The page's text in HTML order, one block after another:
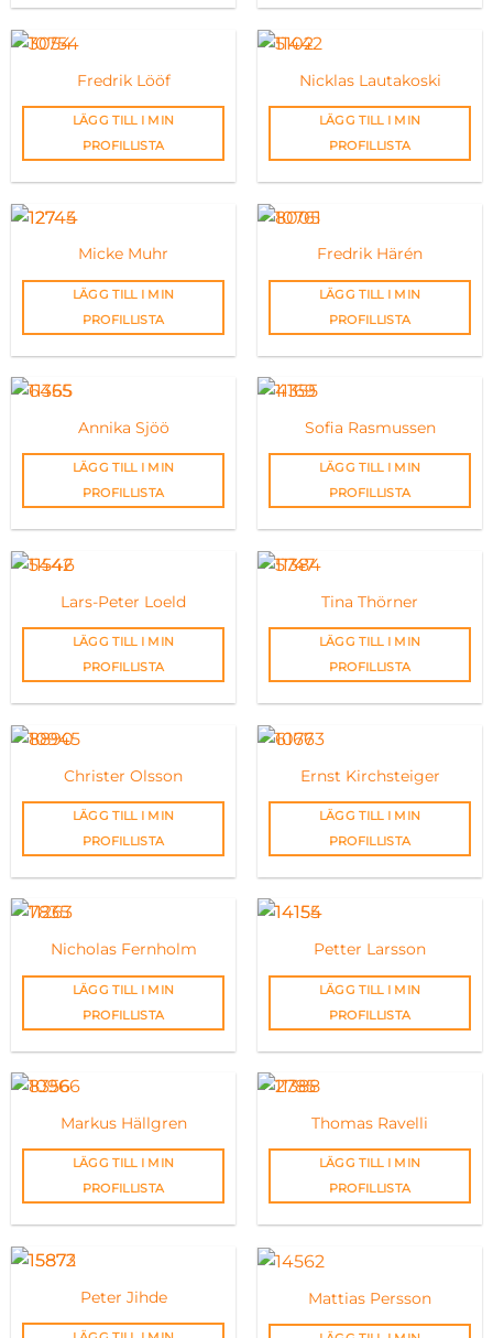
Fredrik Lööf
LÄGG TILL I MIN
PROFILLISTA
Nicklas Lautakoski
LÄGG TILL I MIN
PROFILLISTA
Micke Muhr
LÄGG TILL I MIN
PROFILLISTA
Fredrik Härén
LÄGG TILL I MIN
PROFILLISTA
Annika Sjöö
LÄGG TILL I MIN
PROFILLISTA
Sofia Rasmussen
LÄGG TILL I MIN
PROFILLISTA
Lars-Peter Loeld
LÄGG TILL I MIN
PROFILLISTA
Tina Thörner
LÄGG TILL I MIN
PROFILLISTA
Christer Olsson
LÄGG TILL I MIN
PROFILLISTA
Ernst Kirchsteiger
LÄGG TILL I MIN
PROFILLISTA
Nicholas Fernholm
LÄGG TILL I MIN
PROFILLISTA
Petter Larsson
LÄGG TILL I MIN
PROFILLISTA
Markus Hällgren
LÄGG TILL I MIN
PROFILLISTA
Thomas Ravelli
LÄGG TILL I MIN
PROFILLISTA
Peter Jihde Mattias Persson